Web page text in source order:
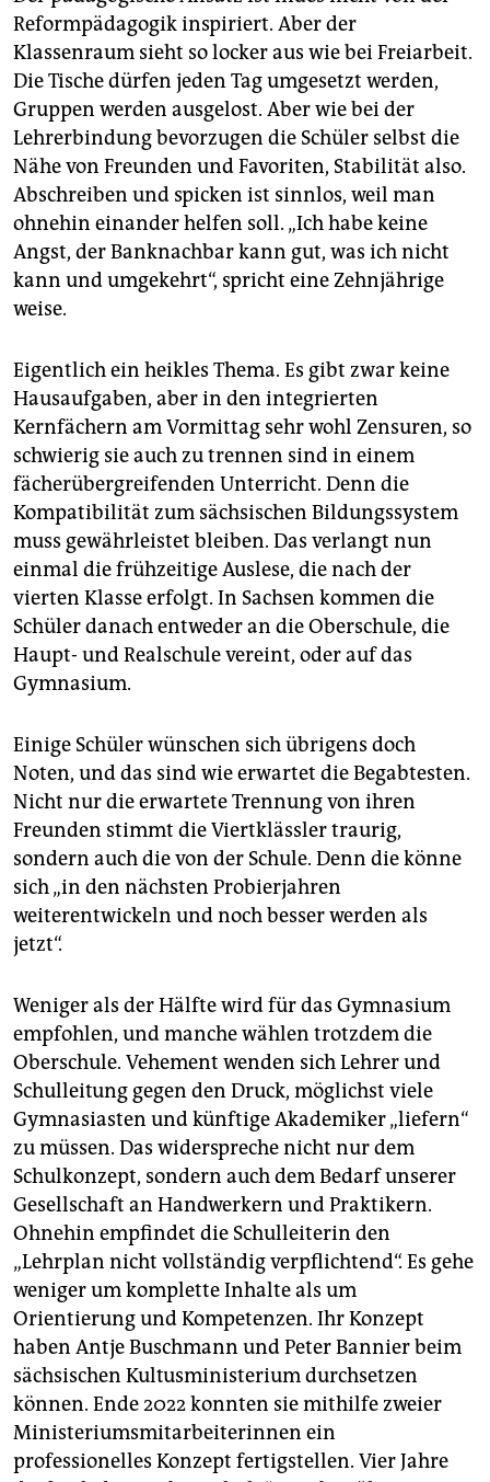
Reformpädagogik inspiriert. Aber der
Klassenraum sieht so locker aus wie bei Freiarbeit.
Die Tische dürfen jeden Tag umgesetzt werden,
Gruppen werden ausgelost. Aber wie bei der
Lehrerbindung bevorzugen die Schüler selbst die
Nähe von Freunden und Favoriten, Stabilität also.
Abschreiben und spicken ist sinnlos, weil man
ohnehin einander helfen soll. „Ich habe keine
Angst, der Banknachbar kann gut, was ich nicht
kann und umgekehrt“, spricht eine Zehnjährige
weise.
Eigentlich ein heikles Thema. Es gibt zwar keine
Hausaufgaben, aber in den integrierten
Kernfächern am Vormittag sehr wohl Zensuren, so
schwierig sie auch zu trennen sind in einem
fächerübergreifenden Unterricht. Denn die
Kompatibilität zum sächsischen Bildungssystem
muss gewährleistet bleiben. Das verlangt nun
einmal die frühzeitige Auslese, die nach der
vierten Klasse erfolgt. In Sachsen kommen die
Schüler danach entweder an die Oberschule, die
Haupt- und Realschule vereint, oder auf das
Gymnasium.
Einige Schüler wünschen sich übrigens doch
Noten, und das sind wie erwartet die Begabtesten.
Nicht nur die erwartete Trennung von ihren
Freunden stimmt die Viertklässler traurig,
sondern auch die von der Schule. Denn die könne
sich „in den nächsten Probierjahren
weiterentwickeln und noch besser werden als
jetzt“.
Weniger als der Hälfte wird für das Gymnasium
empfohlen, und manche wählen trotzdem die
Oberschule. Vehement wenden sich Lehrer und
Schulleitung gegen den Druck, möglichst viele
Gymnasiasten und künftige Akademiker „liefern“
zu müssen. Das widerspreche nicht nur dem
Schulkonzept, sondern auch dem Bedarf unserer
Gesellschaft an Handwerkern und Praktikern.
Ohnehin empfindet die Schulleiterin den
„Lehrplan nicht vollständig verpflichtend“. Es gehe
weniger um komplette Inhalte als um
Orientierung und Kompetenzen. Ihr Konzept
haben Antje Buschmann und Peter Bannier beim
sächsischen Kultusministerium durchsetzen
können. Ende 2022 konnten sie mithilfe zweier
Ministeriumsmitarbeiterinnen ein
professionelles Konzept fertigstellen. Vier Jahre